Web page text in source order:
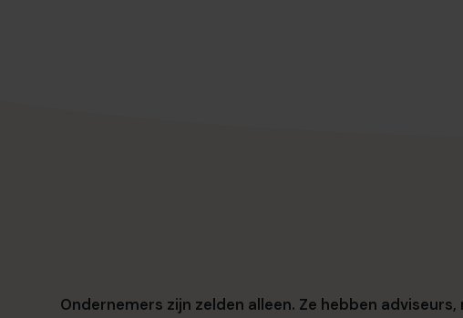
Ondernemers zijn zelden alleen. Ze hebben